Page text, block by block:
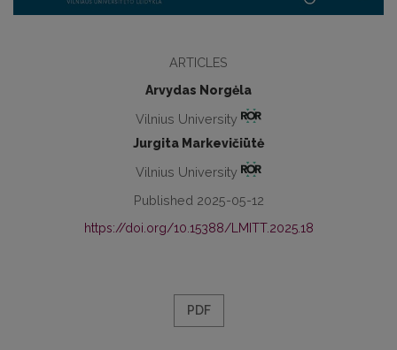
ARTICLES
Arvydas Norgėla
Vilnius University
Jurgita Markevičiūtė
Vilnius University
Published 2025-05-12
https://doi.org/10.15388/LMITT.2025.18
PDF